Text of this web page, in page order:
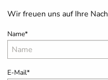
Wir freuen uns auf Ihre
Name*
E-Mail*